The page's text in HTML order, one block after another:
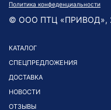
Политика конфеденциальности
© ООО ПТЦ «ПРИВОД»,
КАТАЛОГ
СПЕЦПРЕДЛОЖЕНИЯ
ДОСТАВКА
НОВОСТИ
ОТЗЫВЫ